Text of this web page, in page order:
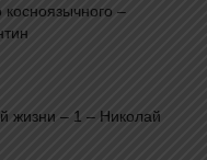
косноязычного –
жизни – 1 – Николай